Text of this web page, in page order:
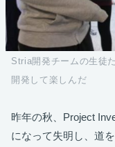
Stria開発チームの生徒
開発して楽しんだ
昨年の秋、Project
になって失明し、道